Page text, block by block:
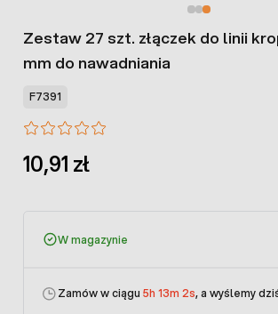
Zestaw 27 szt. złączek do linii
mm do nawadniania
F7391
10,91 zł
W magazynie
Zamów w ciągu 5h 13m 2s, a wyślemy